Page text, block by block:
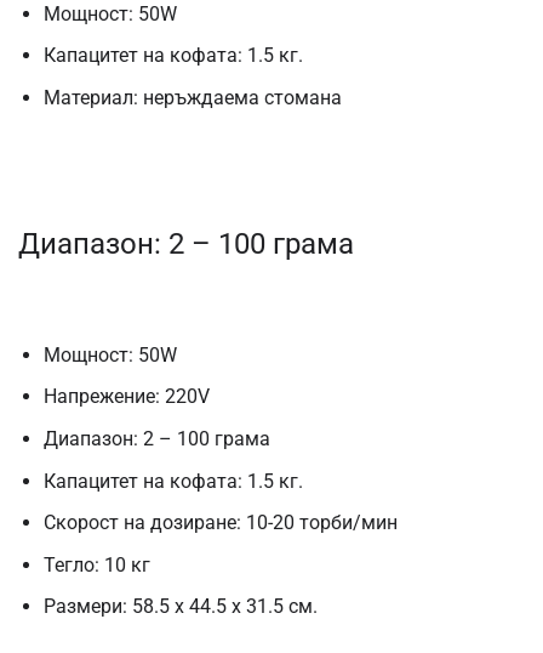
Мощност: 50W
Капацитет на кофата: 1.5 кг.
Материал: неръждаема стомана
Диапазон: 2 – 100 грама
Мощност: 50W
Напрежение: 220V
Диапазон: 2 – 100 грама
Капацитет на кофата: 1.5 кг.
Скорост на дозиране: 10-20 торби/мин
Тегло: 10 кг
Размери: 58.5 х 44.5 х 31.5 см.